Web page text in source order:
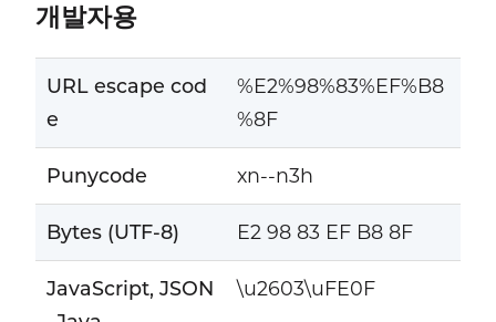
개발자용
URL escape cod
e
%E2%98%83%EF%B8
%8F
Punycode xn--n3h
Bytes (UTF-8) E2 98 83 EF B8 8F
JavaScript, JSON
\u2603\uFE0F